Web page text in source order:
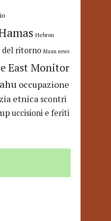
Hebron
del ritorno Maan news
East Monitor
occupazione
etnica scontri
uccisioni e feriti